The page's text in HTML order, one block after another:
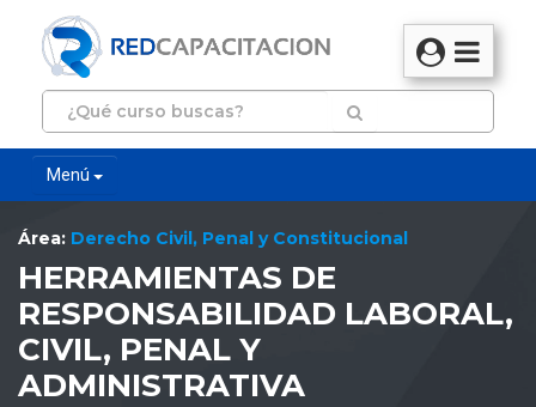
Menú
Área: Derecho Civil, Penal y Constitucional
HERRAMIENTAS DE
RESPONSABILIDAD LABORAL,
CIVIL, PENAL Y
ADMINISTRATIVA